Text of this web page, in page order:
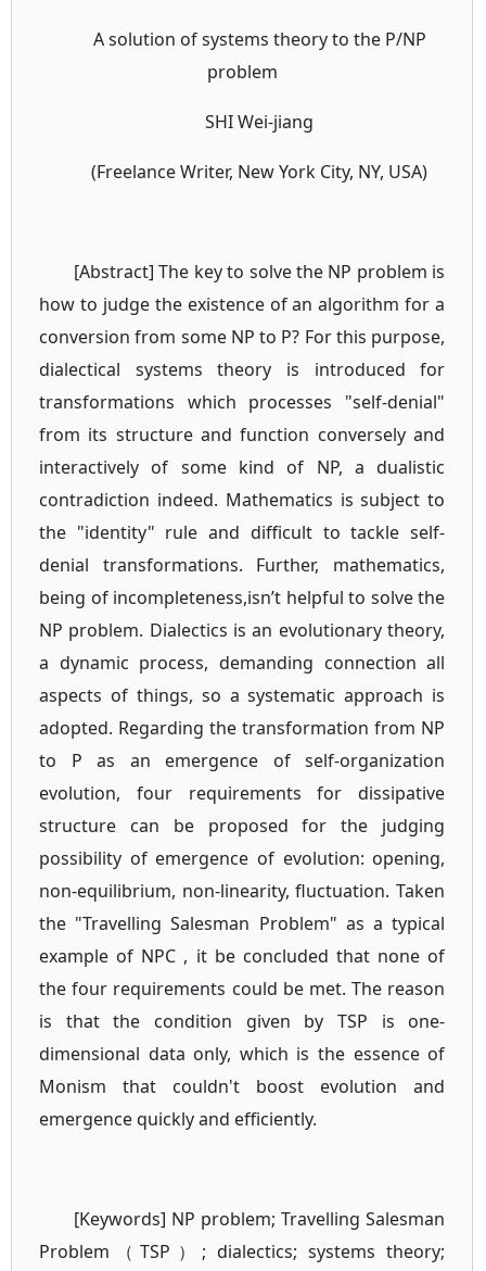
A solution of systems theory to the P/NP
problem
SHI Wei-jiang
(Freelance Writer, New York City, NY, USA)
[Abstract] The key to solve the NP problem is
how to judge the existence of an algorithm for a
conversion from some NP to P? For this purpose,
dialectical systems theory is introduced for
transformations which processes "self-denial"
from its structure and function conversely and
interactively of some kind of NP, a dualistic
contradiction indeed. Mathematics is subject to
the "identity" rule and difficult to tackle self-
denial transformations. Further, mathematics,
being of incompleteness,isn’t helpful to solve the
NP problem. Dialectics is an evolutionary theory,
a dynamic process, demanding connection all
aspects of things, so a systematic approach is
adopted. Regarding the transformation from NP
to P as an emergence of self-organization
evolution, four requirements for dissipative
structure can be proposed for the judging
possibility of emergence of evolution: opening,
non-equilibrium, non-linearity, fluctuation. Taken
the "Travelling Salesman Problem" as a typical
example of NPC , it be concluded that none of
the four requirements could be met. The reason
is that the condition given by TSP is one-
dimensional data only, which is the essence of
Monism that couldn't boost evolution and
emergence quickly and efficiently.
[Keywords] NP problem; Travelling Salesman
Problem（TSP）; dialectics; systems theory;